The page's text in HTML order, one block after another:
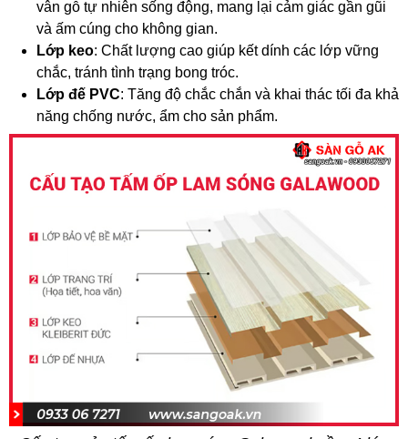
vân gỗ tự nhiên sống động, mang lại cảm giác gần gũi
và ấm cúng cho không gian.
Lớp keo: Chất lượng cao giúp kết dính các lớp vững
chắc, tránh tình trạng bong tróc.
Lớp đế PVC: Tăng độ chắc chắn và khai thác tối đa khả
năng chống nước, ẩm cho sản phẩm.